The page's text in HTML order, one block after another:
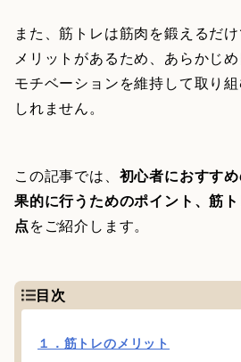
また、筋トレは筋肉を鍛えるだ
メリットがあるため、あらかじ
モチベーションを維持して取り
しれません。
この記事では、 初心者におすす
果的に行うためのポイント、筋
点をご紹介します。
目次
１．筋トレのメリット